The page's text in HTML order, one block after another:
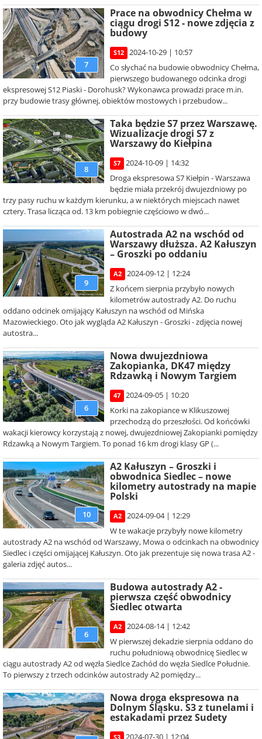
7
Prace na obwodnicy Chełma w
ciągu drogi S12 - nowe zdjęcia z
budowy
S12
2024-10-29 | 10:57
Co słychać na budowie obwodnicy Chełma,
pierwszego budowanego odcinka drogi
ekspresowej S12 Piaski - Dorohusk? Wykonawca prowadzi prace m.in.
przy budowie trasy głównej, obiektów mostowych i przebudow...
8
Taka będzie S7 przez Warszawę.
Wizualizacje drogi S7 z
Warszawy do Kiełpina
S7
2024-10-09 | 14:32
Droga ekspresowa S7 Kiełpin - Warszawa
będzie miała przekrój dwujezdniowy po
trzy pasy ruchu w każdym kierunku, a w niektórych miejscach nawet
cztery. Trasa licząca od. 13 km pobiegnie częściowo w dwó...
9
Autostrada A2 na wschód od
Warszawy dłuższa. A2 Kałuszyn
– Groszki po oddaniu
A2
2024-09-12 | 12:24
Z końcem sierpnia przybyło nowych
kilometrów autostrady A2. Do ruchu
oddano odcinek omijający Kałuszyn na wschód od Mińska
Mazowieckiego. Oto jak wygląda A2 Kałuszyn - Groszki - zdjęcia nowej
autostra...
6
Nowa dwujezdniowa
Zakopianka, DK47 między
Rdzawką i Nowym Targiem
47
2024-09-05 | 10:20
Korki na zakopiance w Klikuszowej
przechodzą do przeszłości. Od końcówki
wakacji kierowcy korzystają z nowej, dwujezdniowej Zakopianki pomiędzy
Rdzawką a Nowym Targiem. To ponad 16 km drogi klasy GP (...
10
A2 Kałuszyn – Groszki i
obwodnica Siedlec – nowe
kilometry autostrady na mapie
Polski
A2
2024-09-04 | 12:29
W te wakacje przybyły nowe kilometry
autostrady A2 na wschód od Warszawy, Mowa o odcinkach na obwodnicy
Siedlec i części omijającej Kałuszyn. Oto jak prezentuje się nowa trasa A2 -
galeria zdjęć autos...
6
Budowa autostrady A2 -
pierwsza część obwodnicy
Siedlec otwarta
A2
2024-08-14 | 12:42
W pierwszej dekadzie sierpnia oddano do
ruchu południową obwodnicę Siedlec w
ciągu autostrady A2 od węzła Siedlce Zachód do węzła Siedlce Południe.
To pierwszy z trzech odcinków autostrady A2 pomiędzy...
Nowa droga ekspresowa na
Dolnym Śląsku. S3 z tunelami i
estakadami przez Sudety
S3 2024-07-30 | 12:04